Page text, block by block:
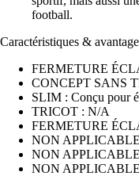
football.
Caractéristiques &
FERMETURE
CONCEPT SANS
SLIM : Conçu pour
TRICOT : N/A
FERMETURE
NON
NON
NON